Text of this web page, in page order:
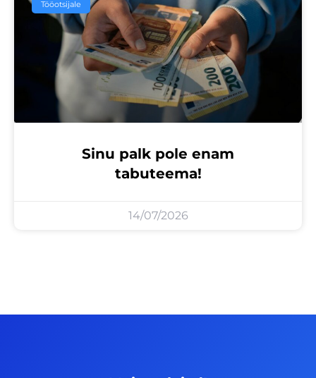
Tööotsijale
Sinu palk pole enam
tabuteema!
14/07/2026